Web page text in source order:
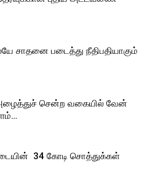
சாதனை படைத்து நீதிபதியாகும்
அழைத்துச் சென்ற வகையில் வேன்
₹ 34 கோடி சொத்துக்கள்